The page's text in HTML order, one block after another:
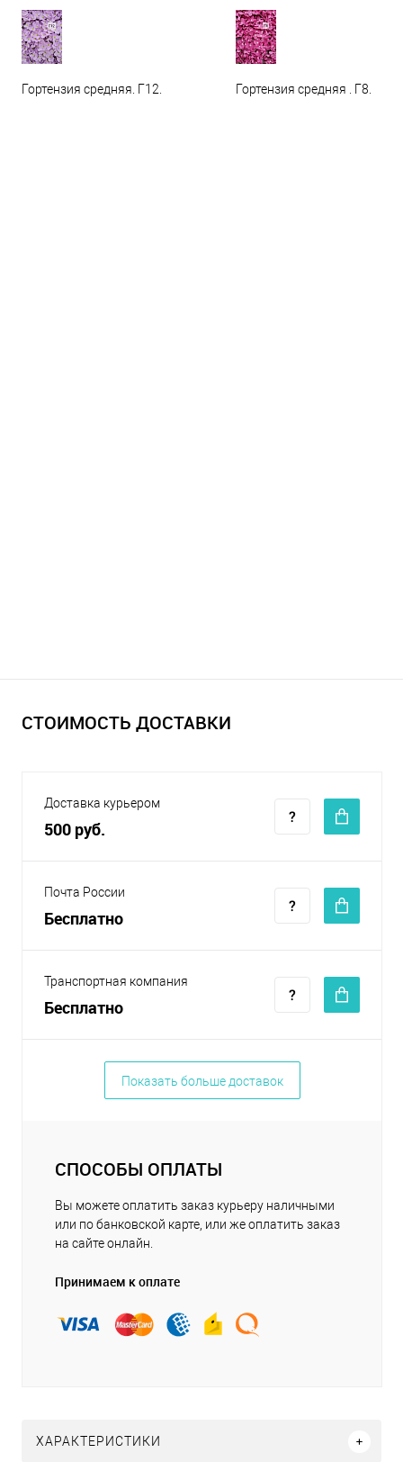
Гортензия средняя. Г12. Гортензия средняя . Г8.
СТОИМОСТЬ ДОСТАВКИ
Доставка курьером
500 руб.
Почта России
Бесплатно
Транспортная компания
Бесплатно
Показать больше доставок
СПОСОБЫ ОПЛАТЫ
Вы можете оплатить заказ курьеру наличными
или по банковской карте, или же оплатить заказ
на сайте онлайн.
Принимаем к оплате
ХАРАКТЕРИСТИКИ